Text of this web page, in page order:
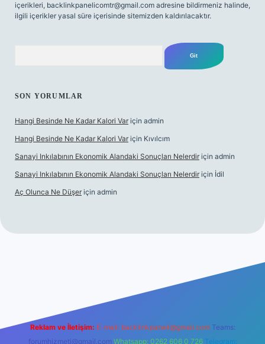
içerikleri, backlinkpanelicomtr@gmail.com adresine bildirmeniz halinde,
ilgili içerikler yasal süre içerisinde sitemizden kaldırılacaktır.
SON YORUMLAR
Hangi Besinde Ne Kadar Kalori Var için admin
Hangi Besinde Ne Kadar Kalori Var için Kıvılcım
Sanayi Inkılabının Ekonomik Alandaki Sonuçları Nelerdir için admin
Sanayi Inkılabının Ekonomik Alandaki Sonuçları Nelerdir için İdil
Aç Olunca Ne Düşer için admin
Reklam ve İletişim: E-mail: backlinkpaneli@gmail.com Teams:
forumhizmeti@gmail.com Whatsapp: 0262 606 0 726 Telegram: